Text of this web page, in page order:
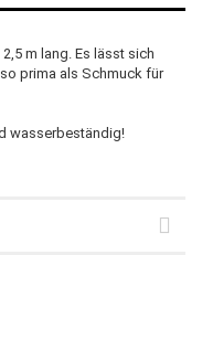
m lang. Es lässt sich
prima als Schmuck für
wasserbeständig!